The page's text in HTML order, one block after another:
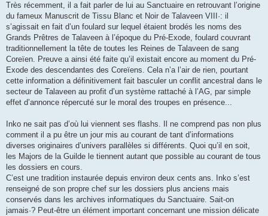
Très récemment, il a fait parler de lui au Sanctuaire en retrouvant l’origine
du fameux Manuscrit de Tissu Blanc et Noir de Talaveen VIII·: il
s’agissait en fait d’un foulard sur lequel étaient brodés les noms des
Grands Prêtres de Talaveen à l’époque du Pré-Exode, foulard couvrant
traditionnellement la tête de toutes les Reines de Talaveen de sang
Coreïen. Preuve a ainsi été faite qu’il existait encore au moment du Pré-
Exode des descendantes des Coreïens. Cela n’a l’air de rien, pourtant
cette information a définitivement fait basculer un conflit ancestral dans le
secteur de Talaveen au profit d’un système rattaché à l’AG, par simple
effet d’annonce répercuté sur le moral des troupes en présence...
Inko ne sait pas d’où lui viennent ses flashs. Il ne comprend pas non plus
comment il a pu être un jour mis au courant de tant d’informations
diverses originaires d’univers parallèles si différents. Quoi qu’il en soit,
les Majors de la Guilde le tiennent autant que possible au courant de tous
les dossiers en cours.
C’est une tradition instaurée depuis environ deux cents ans. Inko s’est
renseigné de son propre chef sur les dossiers plus anciens mais
conservés dans les archives informatiques du Sanctuaire. Sait-on
jamais·? Peut-être un élément important concernant une mission délicate